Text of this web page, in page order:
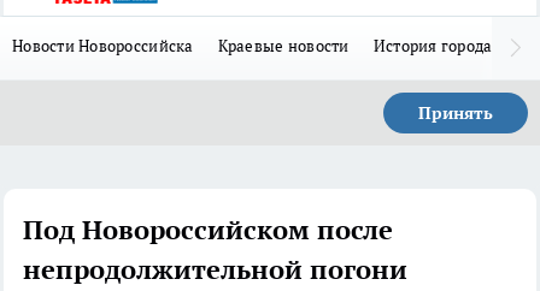
Новости Новороссийска Краевые новости История города Н
Принять
Под Новороссийском после
непродолжительной погони